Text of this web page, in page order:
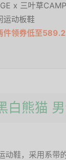
x 三叶草
运动板鞋
件领券低至
白熊猫
动鞋，采用系带